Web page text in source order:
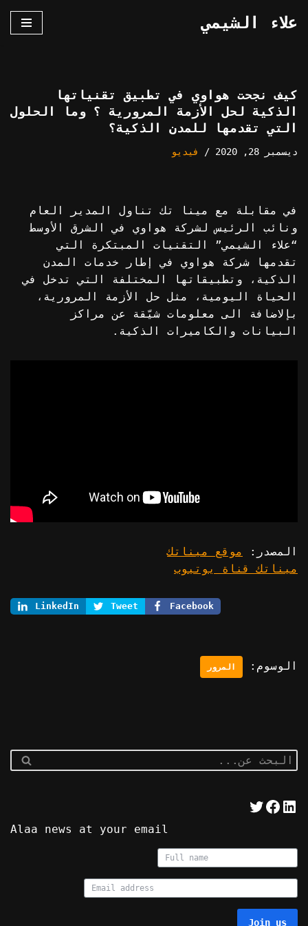
علاء الشيمي
كيف نجحت هواوي في تطبيق تقنياتها
الذكية لحل الأزمة المرورية ؟ وما الحلول
التي تقدمها للمدن الذكية؟
ديسمبر 28, 2020 فيديو
في مقابلة مع مينا تك تناول المدير العام
ونائب الرئيس لشركة هواوي في الشرق الأوسط
“علاء الشيمي” التقنيات المبتكرة التي
تقدمها شركة هواوي في إطار خدمات المدن
الذكية، وتطبيقاتها المختلفة التي تدخل في
الحياة اليومية، مثل حل الأزمة المرورية،
بإلاضافة الى معلومات شيّقة عن مراكز
البيانات والكاميرات الذكية.
المصدر:
موقع ميناتك
ميناتك قناة يوتيوب
LinkedIn Tweet Facebook
الوسوم: المرور
Alaa news at your email
Join us